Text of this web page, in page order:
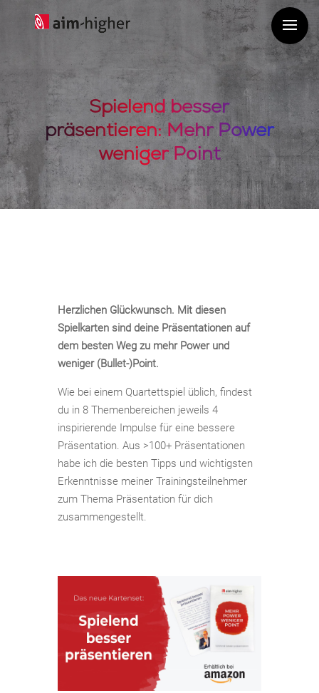
Spielend besser
präsentieren: Mehr Power
weniger Point
Herzlichen Glückwunsch. Mit diesen
Spielkarten sind deine Präsentationen auf
dem besten Weg zu mehr Power und
weniger (Bullet-)Point.
Wie bei einem Quartettspiel üblich, findest
du in 8 Themenbereichen jeweils 4
inspirierende Impulse für eine bessere
Präsentation. Aus >100+ Präsentationen
habe ich die besten Tipps und wichtigsten
Erkenntnisse meiner Trainingsteilnehmer
zum Thema Präsentation für dich
zusammengestellt.